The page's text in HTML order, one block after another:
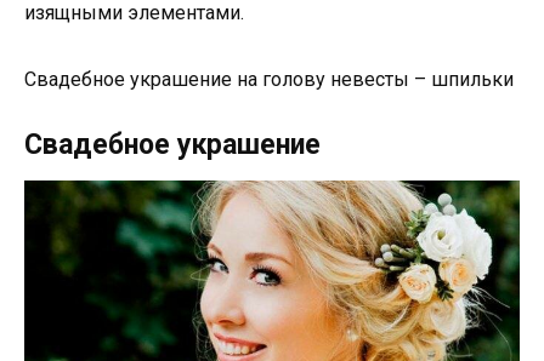
изящными элементами.
Свадебное украшение на голову невесты – шпильки
Свадебное украшение